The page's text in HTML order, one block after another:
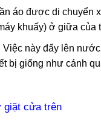
áo được di chuyển
khuấy) ở giữa của
Việc này đẩy lên
bị giống như cánh
giặt cửa trên